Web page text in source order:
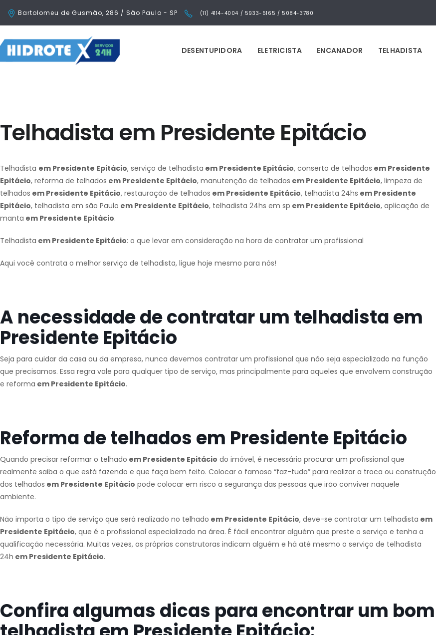
Bartolomeu de Gusmão, 286 / São Paulo - SP (11) 4114-4004 / 5933-5165 / 5084-3780
DESENTUPIDORA ELETRICISTA ENCANADOR TELHADISTA
Telhadista em Presidente Epitácio
Telhadista em Presidente Epitácio, serviço de telhadista em Presidente Epitácio, conserto de telhados em Presidente
Epitácio, reforma de telhados em Presidente Epitácio, manutenção de telhados em Presidente Epitácio, limpeza de
telhados em Presidente Epitácio, restauração de telhados em Presidente Epitácio, telhadista 24hs em Presidente
Epitácio, telhadista em são Paulo em Presidente Epitácio, telhadista 24hs em sp em Presidente Epitácio, aplicação de
manta em Presidente Epitácio.
Telhadista em Presidente Epitácio: o que levar em consideração na hora de contratar um profissional
Aqui você contrata o melhor serviço de telhadista, ligue hoje mesmo para nós!
A necessidade de contratar um telhadista em
Presidente Epitácio
Seja para cuidar da casa ou da empresa, nunca devemos contratar um profissional que não seja especializado na função
que precisamos. Essa regra vale para qualquer tipo de serviço, mas principalmente para aqueles que envolvem construção
e reforma em Presidente Epitácio.
Reforma de telhados em Presidente Epitácio
Quando precisar reformar o telhado em Presidente Epitácio do imóvel, é necessário procurar um profissional que
realmente saiba o que está fazendo e que faça bem feito. Colocar o famoso “faz-tudo” para realizar a troca ou construção
dos telhados em Presidente Epitácio pode colocar em risco a segurança das pessoas que irão conviver naquele
ambiente.
Não importa o tipo de serviço que será realizado no telhado em Presidente Epitácio, deve-se contratar um telhadista em
Presidente Epitácio, que é o profissional especializado na área. É fácil encontrar alguém que preste o serviço e tenha a
qualificação necessária. Muitas vezes, as próprias construtoras indicam alguém e há até mesmo o serviço de telhadista
24h em Presidente Epitácio.
Confira algumas dicas para encontrar um bom